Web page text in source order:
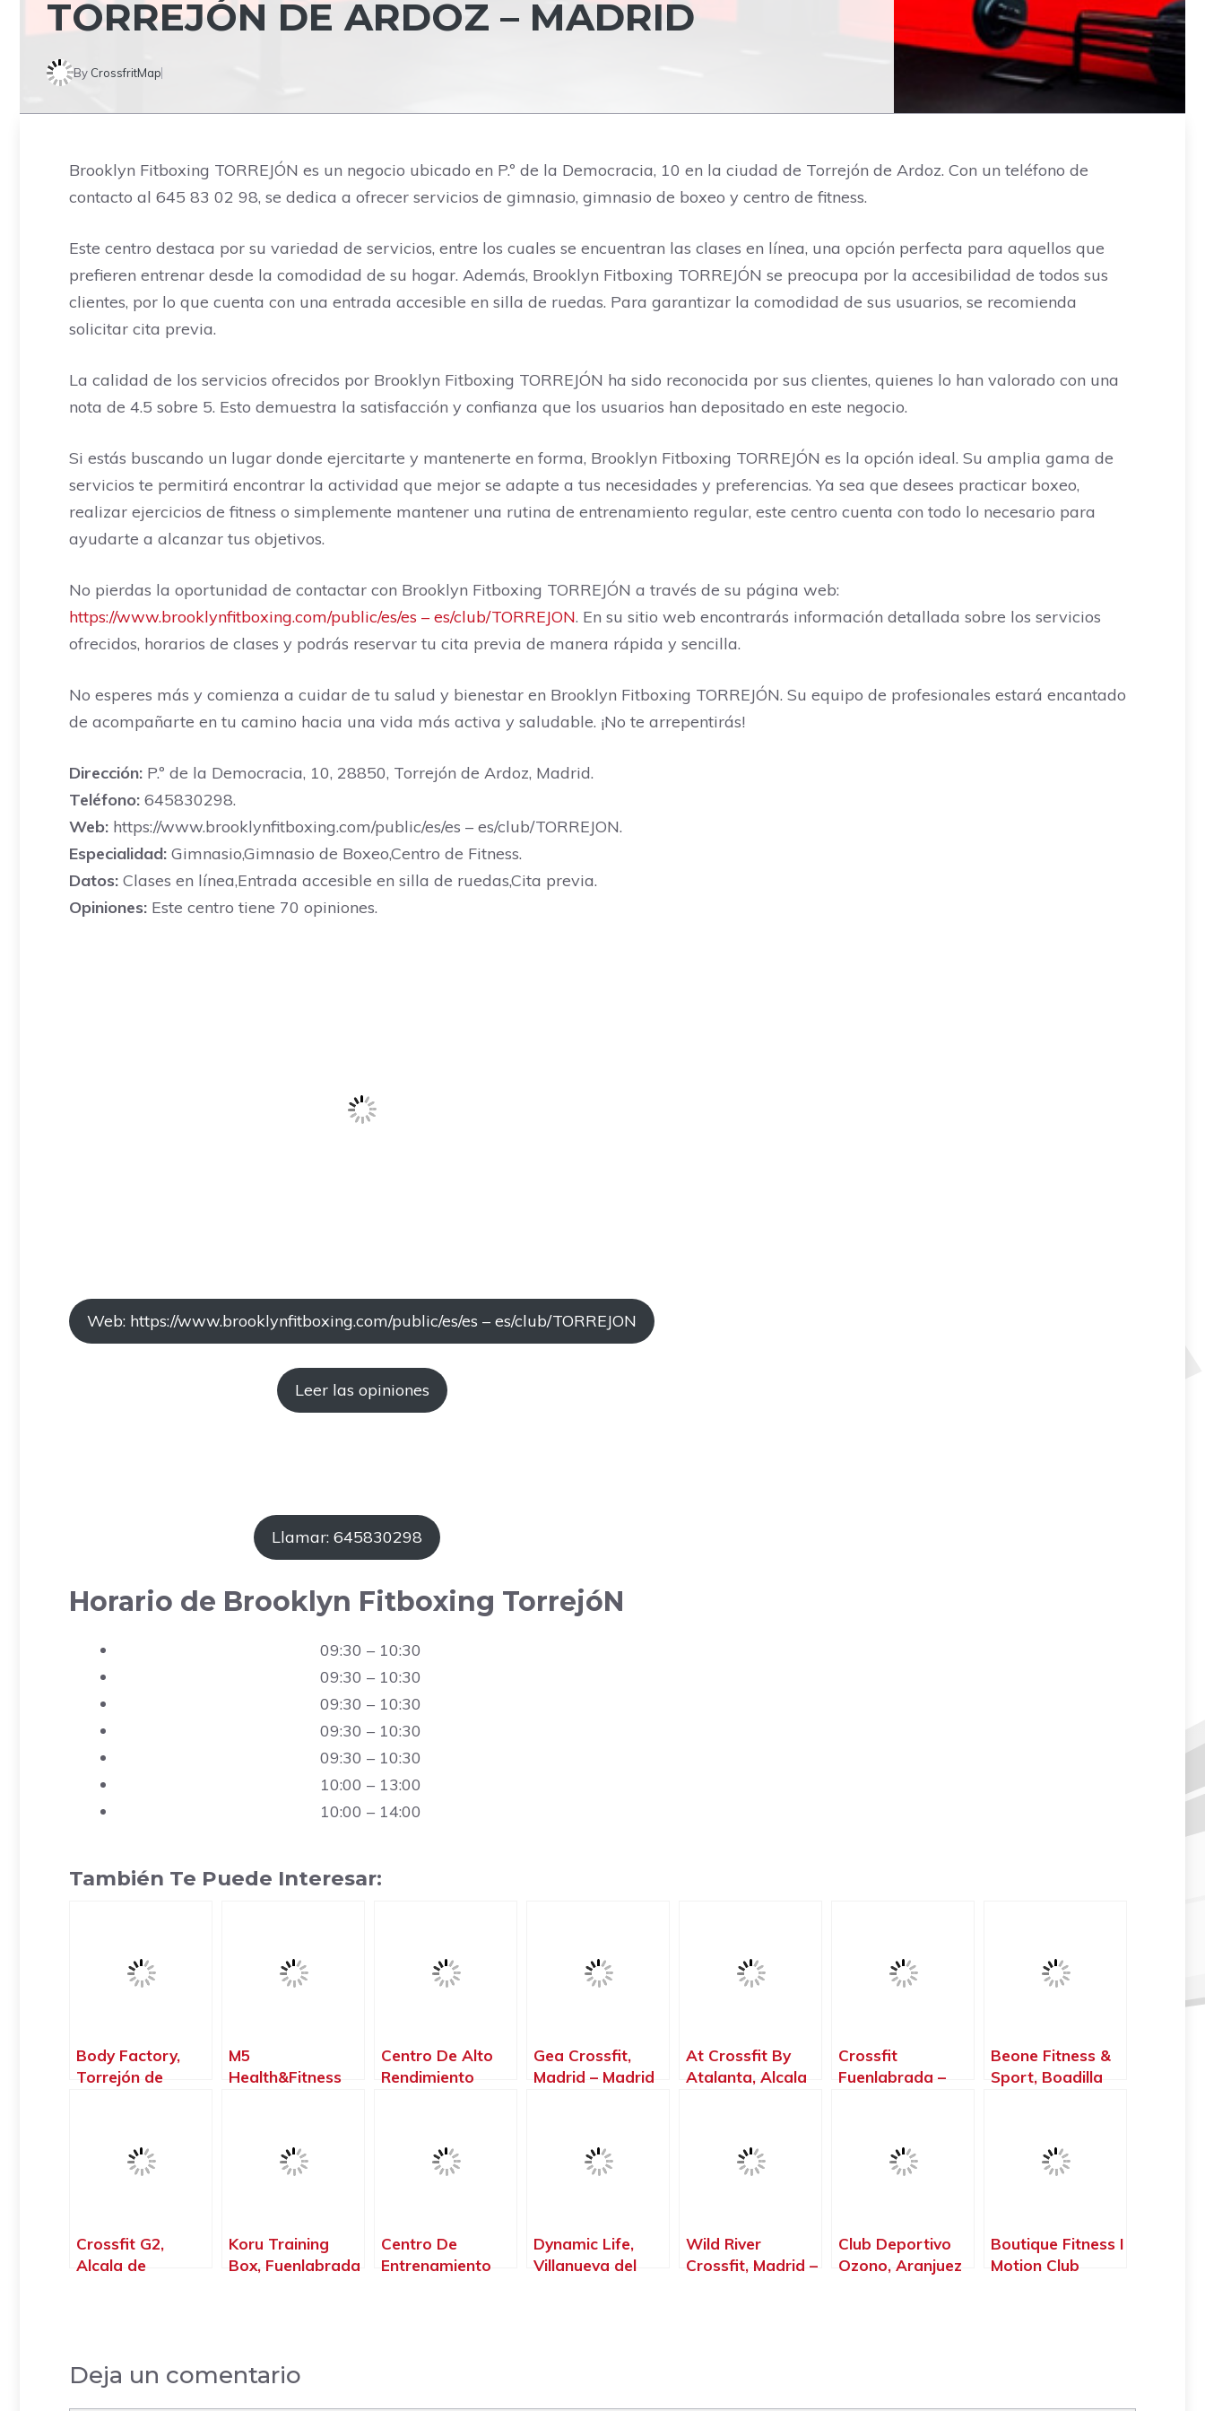
TORREJÓN DE ARDOZ – MADRID
By CrossfritMap
Brooklyn Fitboxing TORREJÓN es un negocio ubicado en P.º de la Democracia, 10 en la ciudad de Torrejón de Ardoz. Con un teléfono de
contacto al 645 83 02 98, se dedica a ofrecer servicios de gimnasio, gimnasio de boxeo y centro de fitness.
Este centro destaca por su variedad de servicios, entre los cuales se encuentran las clases en línea, una opción perfecta para aquellos que
prefieren entrenar desde la comodidad de su hogar. Además, Brooklyn Fitboxing TORREJÓN se preocupa por la accesibilidad de todos sus
clientes, por lo que cuenta con una entrada accesible en silla de ruedas. Para garantizar la comodidad de sus usuarios, se recomienda
solicitar cita previa.
La calidad de los servicios ofrecidos por Brooklyn Fitboxing TORREJÓN ha sido reconocida por sus clientes, quienes lo han valorado con una
nota de 4.5 sobre 5. Esto demuestra la satisfacción y confianza que los usuarios han depositado en este negocio.
Si estás buscando un lugar donde ejercitarte y mantenerte en forma, Brooklyn Fitboxing TORREJÓN es la opción ideal. Su amplia gama de
servicios te permitirá encontrar la actividad que mejor se adapte a tus necesidades y preferencias. Ya sea que desees practicar boxeo,
realizar ejercicios de fitness o simplemente mantener una rutina de entrenamiento regular, este centro cuenta con todo lo necesario para
ayudarte a alcanzar tus objetivos.
No pierdas la oportunidad de contactar con Brooklyn Fitboxing TORREJÓN a través de su página web:
https://www.brooklynfitboxing.com/public/es/es – es/club/TORREJON. En su sitio web encontrarás información detallada sobre los servicios
ofrecidos, horarios de clases y podrás reservar tu cita previa de manera rápida y sencilla.
No esperes más y comienza a cuidar de tu salud y bienestar en Brooklyn Fitboxing TORREJÓN. Su equipo de profesionales estará encantado
de acompañarte en tu camino hacia una vida más activa y saludable. ¡No te arrepentirás!
Dirección: P.º de la Democracia, 10, 28850, Torrejón de Ardoz, Madrid.
Teléfono: 645830298.
Web: https://www.brooklynfitboxing.com/public/es/es – es/club/TORREJON.
Especialidad: Gimnasio,Gimnasio de Boxeo,Centro de Fitness.
Datos: Clases en línea,Entrada accesible en silla de ruedas,Cita previa.
Opiniones: Este centro tiene 70 opiniones.
Web: https://www.brooklynfitboxing.com/public/es/es – es/club/TORREJON
Leer las opiniones
Llamar: 645830298
Horario de Brooklyn Fitboxing TorrejóN
09:30 – 10:30
09:30 – 10:30
09:30 – 10:30
09:30 – 10:30
09:30 – 10:30
10:00 – 13:00
10:00 – 14:00
También Te Puede Interesar:
Body Factory,
Torrejón de
M5
Health&Fitness
Ardoz – Madrid
Centro De Alto
Rendimiento
Gea Crossfit,
Madrid – Madrid
At Crossfit By
Atalanta, Alcala
Crossfit
Fuenlabrada –
Fuenlabrada –
Beone Fitness &
Sport, Boadilla
Crossfit G2,
Alcala de
Koru Training
Box, Fuenlabrada
Centro De
Entrenamiento
Dynamic Life,
Villanueva del
Wild River
Crossfit, Madrid –
Club Deportivo
Ozono, Aranjuez
Boutique Fitness I
Motion Club
Deja un comentario